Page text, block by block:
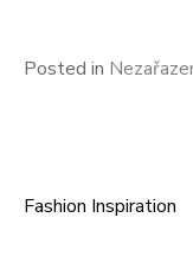
Posted in
Navigace
Fashion Inspiration